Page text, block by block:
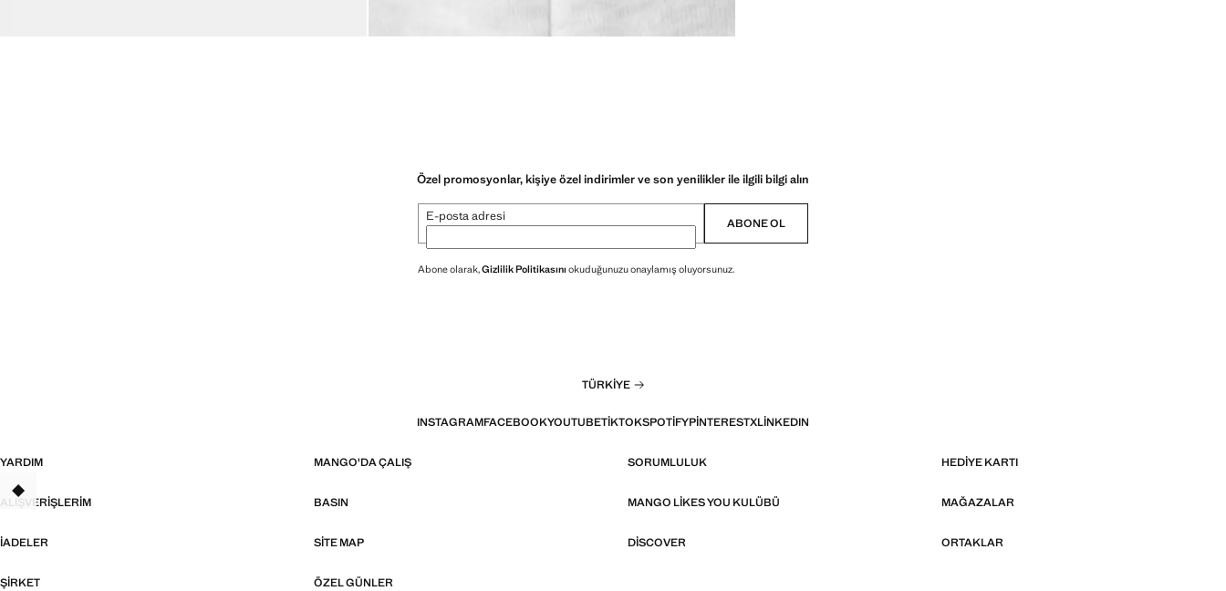
Özel promosyonlar, kişiye özel indirimler ve son yenilikler ile ilgili bilgi alın
E-posta adresi ABONE OL
Abone olarak,Gizlilik Politikasını okuduğunuzu onaylamış oluyorsunuz.
TÜRKIYE
INSTAGRAMFACEBOOKYOUTUBETIKTOKSPOTIFYPINTERESTXLINKEDIN
YARDIM MANGO'DA ÇALIŞ SORUMLULUK HEDIYE KARTI
ALIŞVERIŞLERIM BASIN MANGO LIKES YOU KULÜBÜ MAĞAZALAR
İADELER SITE MAP DISCOVER ORTAKLAR
ŞIRKET ÖZEL GÜNLER